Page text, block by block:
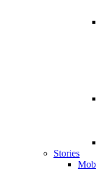
Stories